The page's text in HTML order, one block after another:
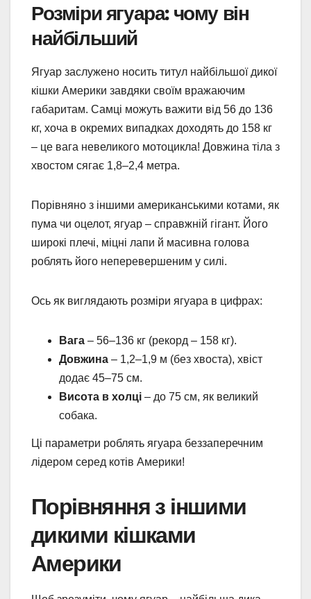
Розміри ягуара: чому він
найбільший
Ягуар заслужено носить титул найбільшої дикої
кішки Америки завдяки своїм вражаючим
габаритам. Самці можуть важити від 56 до 136
кг, хоча в окремих випадках доходять до 158 кг
– це вага невеликого мотоцикла! Довжина тіла з
хвостом сягає 1,8–2,4 метра.
Порівняно з іншими американськими котами, як
пума чи оцелот, ягуар – справжній гігант. Його
широкі плечі, міцні лапи й масивна голова
роблять його неперевершеним у силі.
Ось як виглядають розміри ягуара в цифрах:
Вага – 56–136 кг (рекорд – 158 кг).
Довжина – 1,2–1,9 м (без хвоста), хвіст
додає 45–75 см.
Висота в холці – до 75 см, як великий
собака.
Ці параметри роблять ягуара беззаперечним
лідером серед котів Америки!
Порівняння з іншими
дикими кішками
Америки